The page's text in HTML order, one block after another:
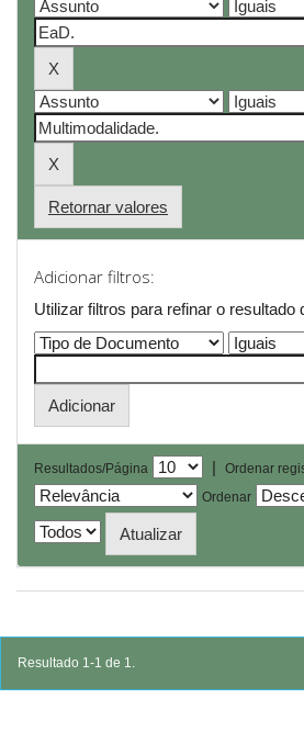
Retornar valores
Adicionar filtros:
Utilizar filtros para refinar o resultado
Resultados/Página |
Ordenar
Ordenar
Resultado 1-1 de 1.